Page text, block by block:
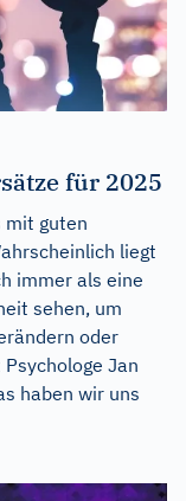
für 2025
mit guten
liegt
immer als eine
sehen, um
oder
Jan
haben wir uns